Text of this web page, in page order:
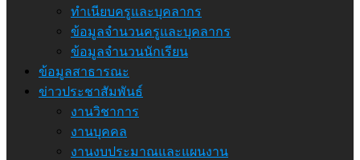
ทำเนียบครูและบุคลากร
ข้อมูลจำนวนครูและบุคลากร
ข้อมูลจำนวนนักเรียน
ข้อมูลสาธารณะ
ข่าวประชาสัมพันธ์
งานวิชาการ
งานบุคคล
งานงบประมาณและแผนงาน